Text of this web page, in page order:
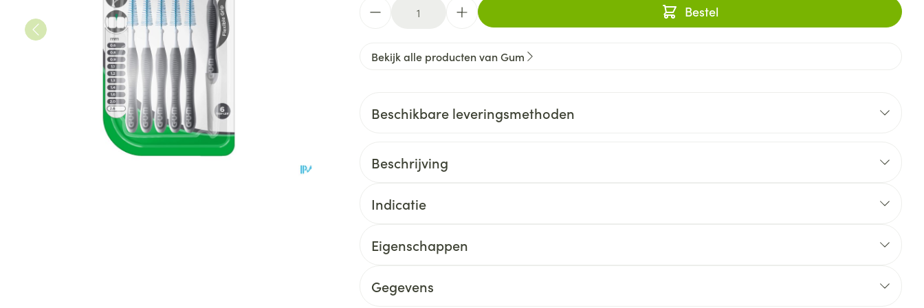
Bestel
Bekijk alle producten van Gum
Beschikbare leveringsmethoden
Beschrijving
Indicatie
Eigenschappen
Gegevens